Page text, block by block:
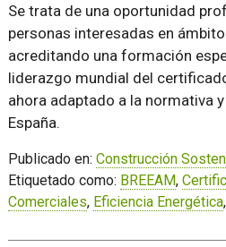
Se trata de una oportunidad
personas interesadas en
acreditando una formación
liderazgo mundial del
ahora adaptado a la normativa
España.
Publicado en: Construcción
Etiquetado como: BREEAM,
Comerciales, Eficiencia Energética,